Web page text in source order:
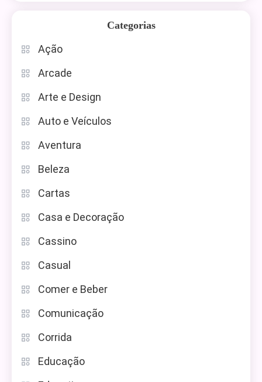
Categorias
Ação
Arcade
Arte e Design
Auto e Veículos
Aventura
Beleza
Cartas
Casa e Decoração
Cassino
Casual
Comer e Beber
Comunicação
Corrida
Educação